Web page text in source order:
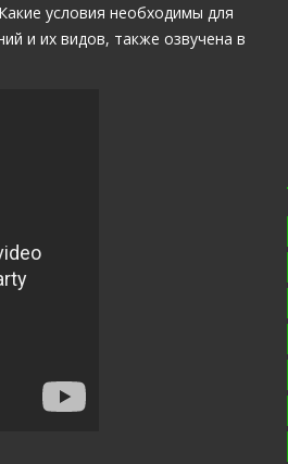
условия необходимы для
и их видов, также озвучена в